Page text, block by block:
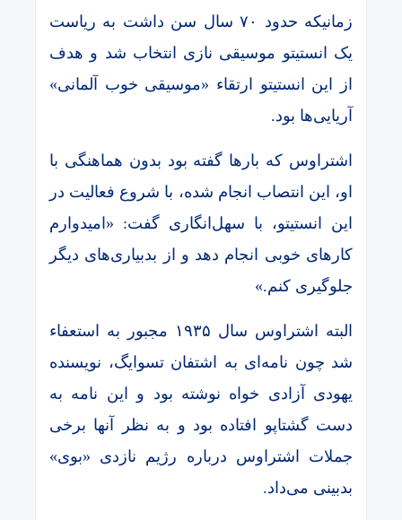
زمانیکه حدود ۷۰ سال سن داشت به ریاست
یک انستیتو موسیقی نازی انتخاب شد و هدف
از این انستیتو ارتقاء «موسیقی خوب آلمانی»
آریایی‌ها بود.
اشتراوس که بارها گفته بود بدون هماهنگی با
او، این انتصاب انجام شده، با شروع فعالیت در
این انستیتو، با سهل‌انگاری گفت: «امیدوارم
کارهای خوبی انجام دهد و از بدبیاری‌های دیگر
جلوگیری کنم.»
البته اشتراوس سال ۱۹۳۵ مجبور به استعفاء
شد چون نامه‌ای به اشتفان تسوایگ، نویسنده
یهودی آزادی خواه نوشته بود و این نامه به
دست گشتاپو افتاده بود و به نظر آنها برخی
جملات اشتراوس درباره رژیم نازدی «بوی»
بدبینی می‌داد.